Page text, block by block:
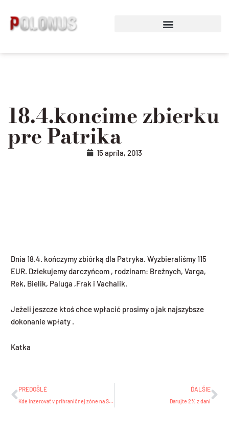
obsah
18.4.koncime zbierku
pre Patrika
15 apríla, 2013
Dnia 18.4. kończymy zbiórką dla Patryka. Wyzbieraliśmy 115
EUR. Dziekujemy darczyńcom , rodzinam: Breżnych, Varga,
Rek, Bielik, Paluga ,Frak i Vachalik.
Jeżeli jeszcze ktoś chce wpłacić prosimy o jak najszybsze
dokonanie wpłaty .
Katka
PREDOŠLÉ
Kde inzerovať v prihraničnej zóne na Slovensku
ĎALŠIE
Darujte 2% z dani